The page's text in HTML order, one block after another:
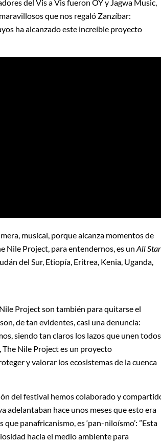
del Vis a Vis fueron OY y Jagwa Music,
que nos regaló Zanzíbar:
ha alcanzado este increíble proyecto
musical, porque alcanza momentos de
Nile Project, para entendernos, es un All Star
del Sur, Etiopía, Eritrea, Kenia, Uganda,
Project son también para quitarse el
de tan evidentes, casi una denuncia:
siendo tan claros los lazos que unen todos
The Nile Project es un proyecto
y valorar los ecosistemas de la cuenca
del festival hemos colaborado y
adelantaban hace unos meses que esto era
panafricanismo, es ‘pan-niloísmo’: ”Esta
hacia el medio ambiente para